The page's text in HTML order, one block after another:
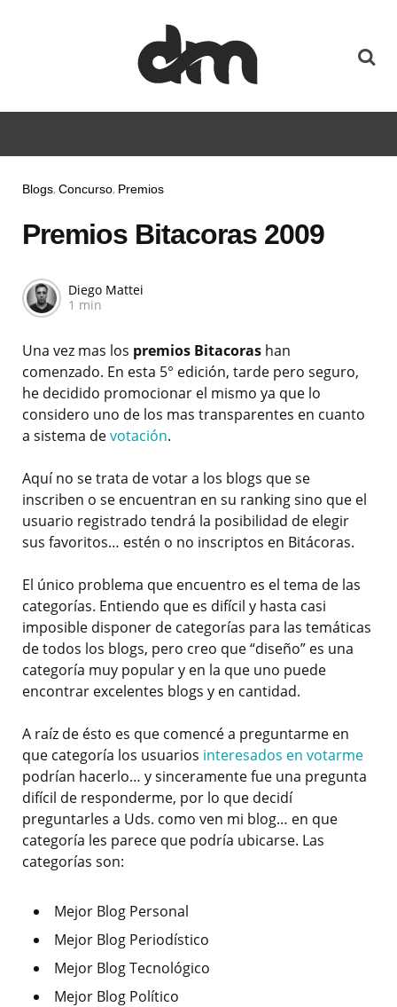
Blogs Concurso Premios
Premios Bitacoras 2009
Diego Mattei
1 min
Una vez mas los premios Bitacoras han
comenzado. En esta 5° edición, tarde pero seguro,
he decidido promocionar el mismo ya que lo
considero uno de los mas transparentes en cuanto
a sistema devotación.
Aquí no se trata de votar a los blogs que se
inscriben o se encuentran en su ranking sino que el
usuario registrado tendrá la posibilidad de elegir
sus favoritos… estén o no inscriptos en Bitácoras.
El único problema que encuentro es el tema de las
categorías. Entiendo que es difícil y hasta casi
imposible disponer de categorías para las temáticas
de todos los blogs, pero creo que “diseño” es una
categoría muy popular y en la que uno puede
encontrar excelentes blogs y en cantidad.
A raíz de ésto es que comencé a preguntarme en
que categoría los usuarios interesados en votarme
podrían hacerlo… y sinceramente fue una pregunta
difícil de responderme, por lo que decidí
preguntarles a Uds. como ven mi blog… en que
categoría les parece que podría ubicarse. Las
categorías son:
Mejor Blog Personal
Mejor Blog Periodístico
Mejor Blog Tecnológico
Mejor Blog Político